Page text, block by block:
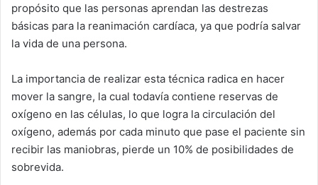
propósito que las personas aprendan las destrezas
básicas para la reanimación cardíaca, ya que podría salvar
la vida de una persona.
La importancia de realizar esta técnica radica en hacer
mover la sangre, la cual todavía contiene reservas de
oxígeno en las células, lo que logra la circulación del
oxígeno, además por cada minuto que pase el paciente sin
recibir las maniobras, pierde un 10% de posibilidades de
sobrevida.